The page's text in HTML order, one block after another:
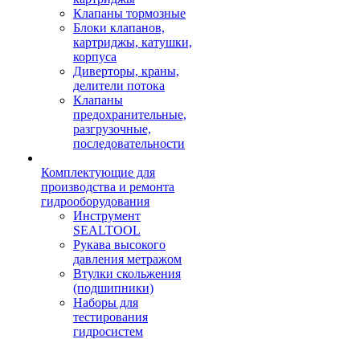
Клапаны тормозные
Блоки клапанов,
картриджы, катушки,
корпуса
Диверторы, краны,
делители потока
Клапаны
предохранительные,
разгрузочные,
последовательности
Комплектующие для
производства и ремонта
гидрооборудования
Инструмент
SEALTOOL
Рукава высокого
давления метражом
Втулки скольжения
(подшипники)
Наборы для
тестирования
гидросистем